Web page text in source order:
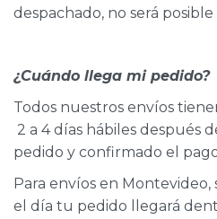
despachado, no será posible
¿Cuándo llega mi pedido?
Todos nuestros envíos
2 a 4 días hábiles después
pedido y confirmado el
Para envíos en Montevideo,
el día tu pedido llegará